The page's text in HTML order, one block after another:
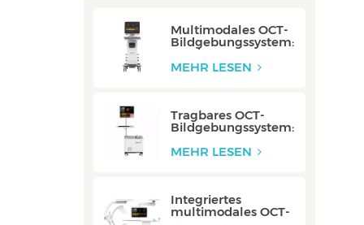
Multimodales OCT-
Bildgebungssystem:
P80/P80-E
MEHR LESEN
Tragbares OCT-
Bildgebungssystem:
Mobile/Mobile-E
MEHR LESEN
Integriertes
multimodales OCT-